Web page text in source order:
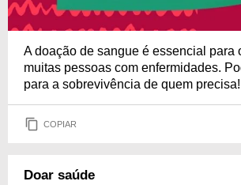
A doação de sangue é essencial para
muitas pessoas com enfermidades.
para a sobrevivência de quem precisa!
COPIAR
Doar saúde